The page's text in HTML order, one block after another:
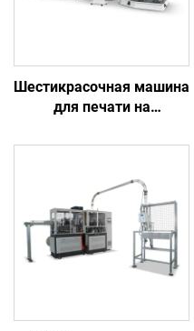
Шестикрасочная машина
для печати на
стаканчиках